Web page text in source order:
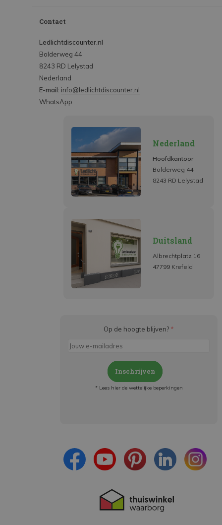
Contact
Ledlichtdiscounter.nl
Bolderweg 44
8243 RD Lelystad
Nederland
E-mail: info@ledlichtdiscounter.nl
WhatsApp
Nederland
Hoofdkantoor
Bolderweg 44
8243 RD Lelystad
Duitsland
Albrechtplatz 16
47799 Krefeld
Op de hoogte blijven? *
Inschrijven
* Lees hier de wettelijke beperkingen